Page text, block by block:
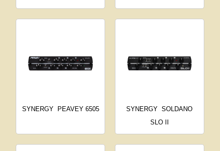
SYNERGY PEAVEY 6505 SYNERGY SOLDANO
SLO II